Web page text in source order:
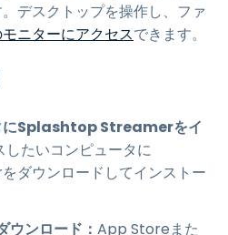
デスクトップを操作し、ファ
ニターにアクセスできます。
にSplashtop Streamerをイ
したいコンピュータに
ダウンロードしてインストー
ンロード： App Storeまた